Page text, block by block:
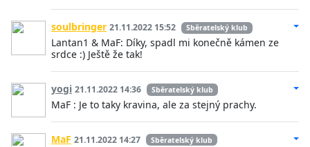
soulbringer 21.11.2022 15:52 Sběratelský klub
Lantan1 & MaF: Díky, spadl mi konečně kámen ze
srdce :) Ještě že tak!
yogi 21.11.2022 14:36 Sběratelský klub
MaF : Je to taky kravina, ale za stejný prachy.
MaF 21.11.2022 14:27 Sběratelský klub